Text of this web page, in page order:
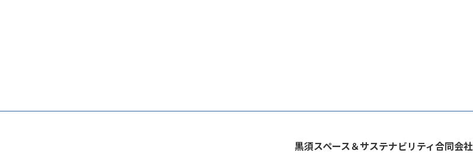
黒須スペース＆サステナビリティ合同会社